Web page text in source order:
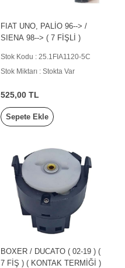
FIAT UNO, PALİO 96--> /
SIENA 98--> ( 7 FİŞLİ )
Stok Kodu : 25.1FIA1120-5C
Stok Miktarı : Stokta Var
525,00 TL
Sepete Ekle
BOXER / DUCATO ( 02-19 ) (
7 FİŞ ) ( KONTAK TERMİĞİ )